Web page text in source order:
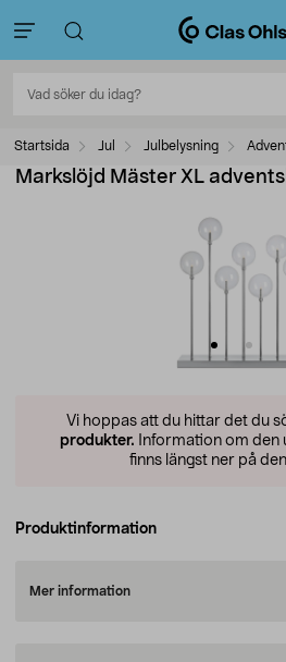
Startsida Jul Julbelysning
Markslöjd Mäster XL
Vi hoppas att du hittar det du
produkter. Information om den
finns längst ner på
Produktinformation
Mer information